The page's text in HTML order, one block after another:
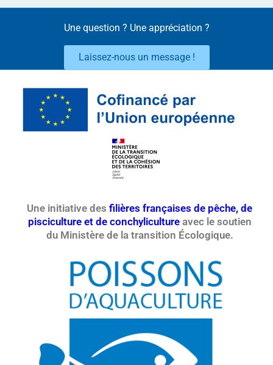
Une question ? Une appréciation ?
Laissez-nous un message !
Une initiative des filières françaises de pêche, de
pisciculture et de conchylicultureavec le soutien
du Ministère de la transition Écologique.